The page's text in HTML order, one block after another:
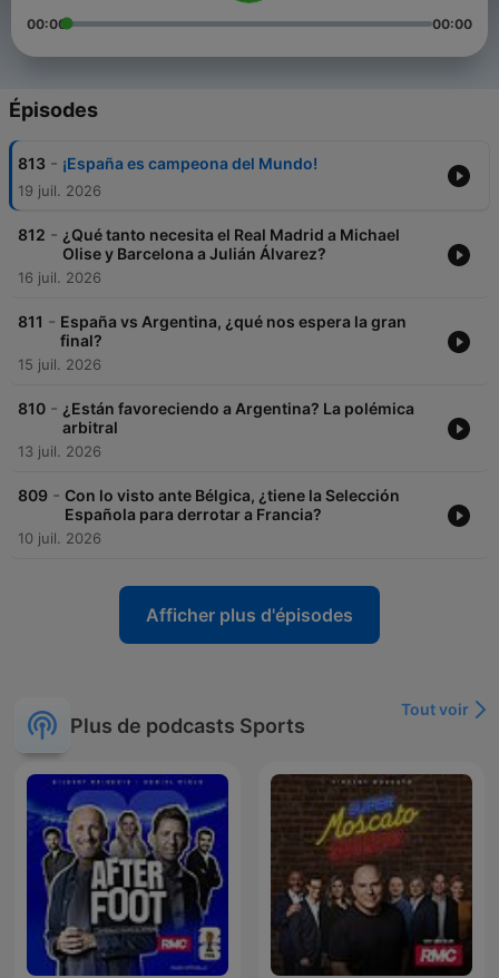
00:00 00:00
Épisodes
813 - ¡España es campeona del Mundo!
19 juil. 2026
812 - ¿Qué tanto necesita el Real Madrid a Michael
Olise y Barcelona a Julián Álvarez?
16 juil. 2026
811 - España vs Argentina, ¿qué nos espera la gran
final?
15 juil. 2026
810 - ¿Están favoreciendo a Argentina? La polémica
arbitral
13 juil. 2026
809 - Con lo visto ante Bélgica, ¿tiene la Selección
Española para derrotar a Francia?
10 juil. 2026
Afficher plus d'épisodes
Plus de podcasts Sports
Tout voir